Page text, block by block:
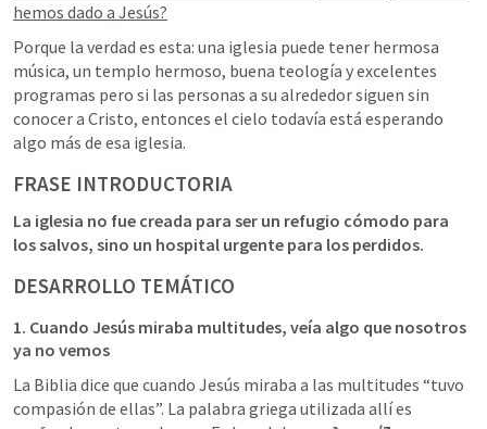
hemos dado a Jesús?
Porque la verdad es esta: una iglesia puede tener hermosa
música, un templo hermoso, buena teología y excelentes
programas pero si las personas a su alrededor siguen sin
conocer a Cristo, entonces el cielo todavía está esperando
algo más de esa iglesia.
FRASE INTRODUCTORIA
La iglesia no fue creada para ser un refugio cómodo para
los salvos, sino un hospital urgente para los perdidos.
DESARROLLO TEMÁTICO
1. Cuando Jesús miraba multitudes, veía algo que nosotros
ya no vemos
La Biblia dice que cuando Jesús miraba a las multitudes “tuvo
compasión de ellas”. La palabra griega utilizada allí es